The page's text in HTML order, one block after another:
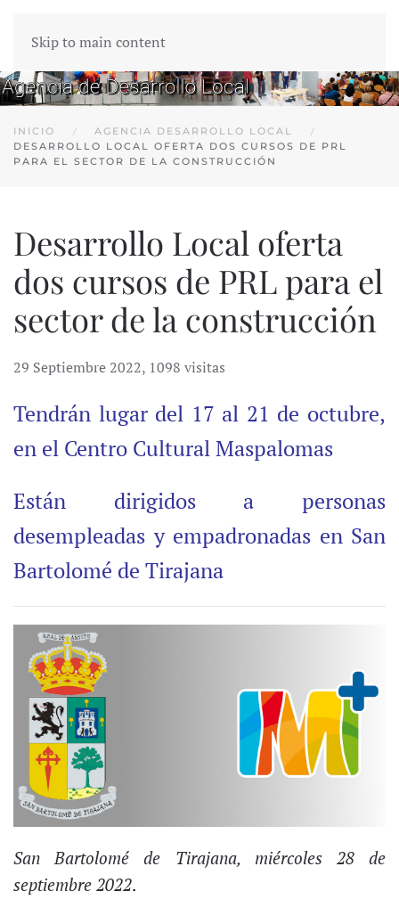
Skip to main content
INICIO
AGENCIA DESARROLLO LOCAL
DESARROLLO LOCAL OFERTA DOS CURSOS DE PRL
PARA EL SECTOR DE LA CONSTRUCCIÓN
Desarrollo Local oferta
dos cursos de PRL para el
sector de la construcción
29 Septiembre 2022, 1098 visitas
Tendrán lugar del 17 al 21 de octubre,
en el Centro Cultural Maspalomas
Están dirigidos a personas
desempleadas y empadronadas en San
Bartolomé de Tirajana
San Bartolomé de Tirajana, miércoles 28 de
septiembre 2022.